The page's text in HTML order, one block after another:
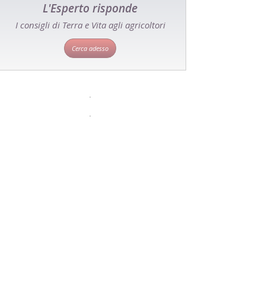
L'Esperto risponde
I consigli di Terra e Vita agli agricoltori
Cerca adesso